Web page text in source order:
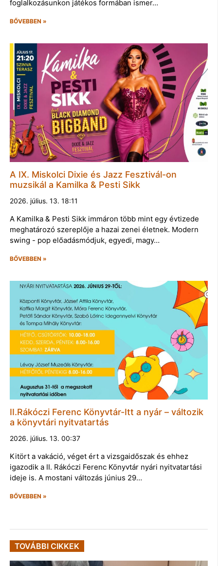
foglalkozásunkon játékos formában ismer…
BŐVEBBEN »
A IX. Miskolci Dixie és Jazz Fesztivál-on
muzsikál a Kamilka & Pesti Sikk
2026. július. 13. 18:11
A Kamilka & Pesti Sikk immáron több mint egy évtizede
meghatározó szereplője a hazai zenei életnek. Modern
swing - pop előadásmódjuk, egyedi, magy…
BŐVEBBEN »
II.Rákóczi Ferenc Könyvtár-Itt a nyár – változik
a könyvtári nyitvatartás
2026. július. 13. 00:37
Kitört a vakáció, véget ért a vizsgaidőszak és ehhez
igazodik a II. Rákóczi Ferenc Könyvtár nyári nyitvatartási
ideje is. A mostani változás június 29…
BŐVEBBEN »
TOVÁBBI CIKKEK